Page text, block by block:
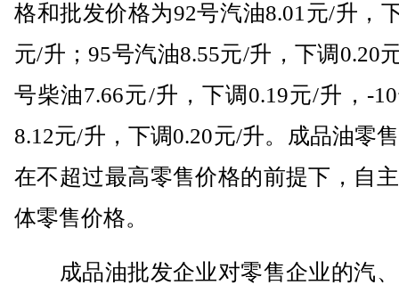
格和批发价格为92号汽油8.01元/升，
元/升；95号汽油8.55元/升，下调0.20
号柴油7.66元/升，下调0.19元/升，-
8.12元/升，下调0.20元/升。成品油零
在不超过最高零售价格的前提下，自
体零售价格。
成品油批发企业对零售企业的汽